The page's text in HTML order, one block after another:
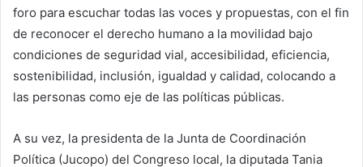
foro para escuchar todas las voces y propuestas, con el fin
de reconocer el derecho humano a la movilidad bajo
condiciones de seguridad vial, accesibilidad, eficiencia,
sostenibilidad, inclusión, igualdad y calidad, colocando a
las personas como eje de las políticas públicas.
A su vez, la presidenta de la Junta de Coordinación
Política (Jucopo) del Congreso local, la diputada Tania